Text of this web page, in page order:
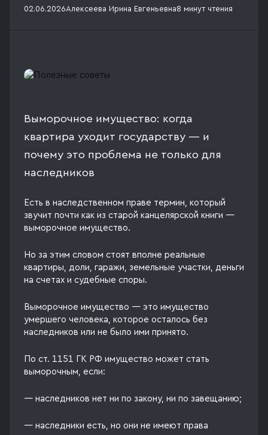
02.06.2026Алексеева Ирина Евгеньевна8 минут чтения
Выморочное имущество: когда
квартира уходит государству — и
почему это проблема не только для
наследников
Есть в наследственном праве термин, который
звучит почти как из старой канцелярской книги —
выморочное имущество.
Но за этим словом стоят вполне реальные
квартиры, доли, гаражи, земельные участки, деньги
на счетах и судебные споры.
Выморочное имущество — это имущество
умершего человека, которое осталось без
наследников или не было ими принято.
По ст. 1151 ГК РФ имущество может стать
выморочным, если:
— наследников нет ни по закону, ни по завещанию;
— наследники есть, но они не имеют права